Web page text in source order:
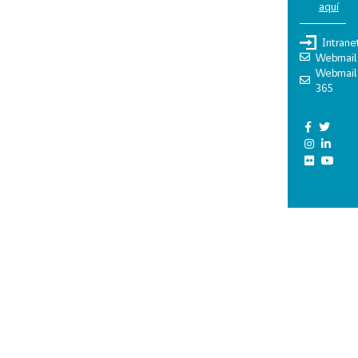
aquí
Webmail
Webmail
365